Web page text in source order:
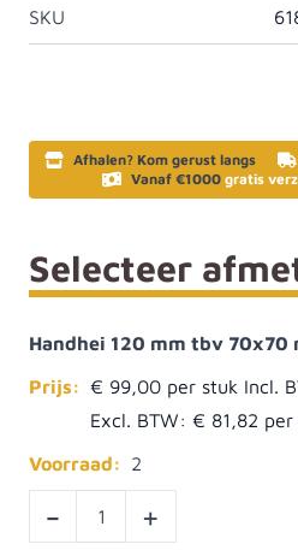
SKU
Afhalen? Kom gerust langs
Vanaf €1000 gratis
Selecteer
Handhei 120 mm tbv 70x70
Prijs: € 99,00
Excl. BTW: € 81,82
Voorraad:
2
- +